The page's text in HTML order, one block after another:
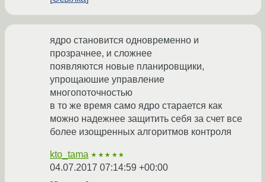
ядро становится одновременно и
прозрачнее, и сложнее
появляются новые планировщики,
упрощаюшие управление
многопоточностью
в то же время само ядро старается как
можно надежнее защитить себя за счет все
более изощренных алгоритмов контроля
kto_tama ★★★★★
04.07.2017 07:14:59 +00:00